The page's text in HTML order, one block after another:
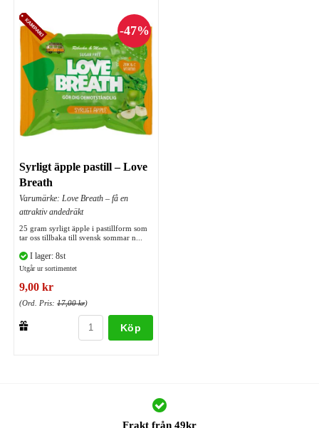
Syrligt äpple pastill – Love
Breath
Varumärke: Love Breath – få en
attraktiv andedräkt
25 gram syrligt äpple i pastillform som
tar oss tillbaka till svensk sommar n...
I lager: 8st
Utgår ur sortimentet
9,00 kr
(Ord. Pris: 17,00 kr)
Köp
Frakt från 49kr